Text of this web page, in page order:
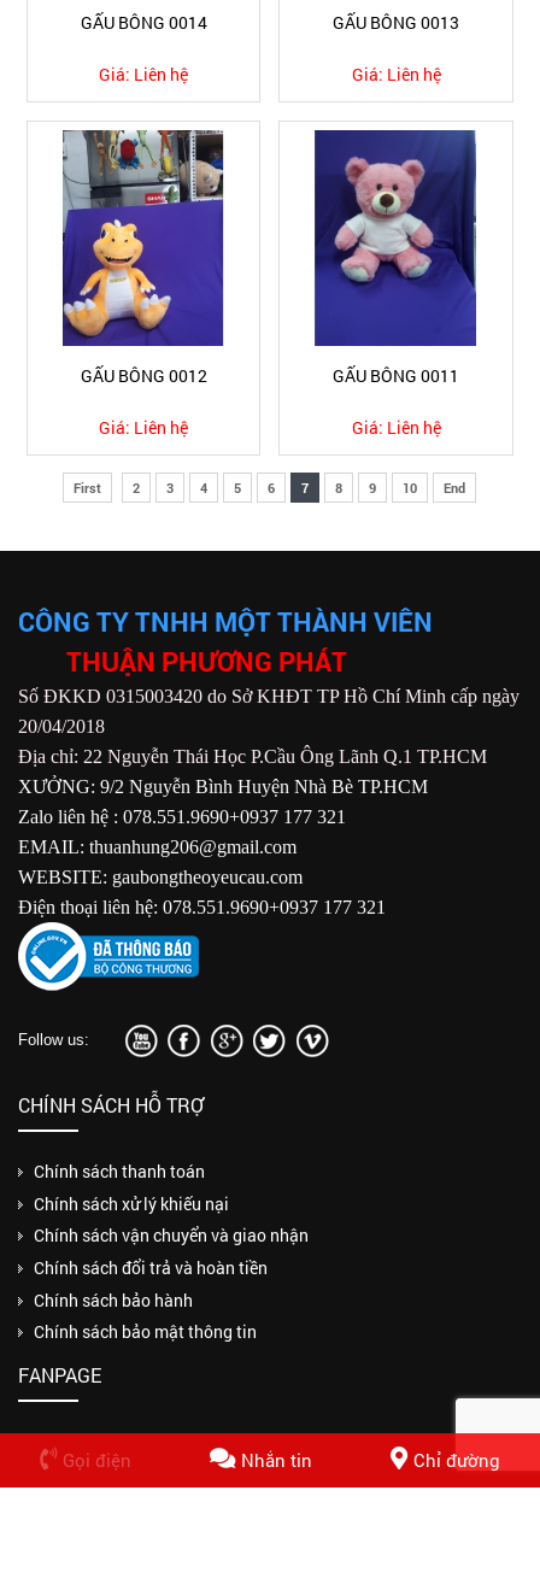
GẤU BÔNG 0014
Giá: Liên hệ
GẤU BÔNG 0013
Giá: Liên hệ
GẤU BÔNG 0012
Giá: Liên hệ
GẤU BÔNG 0011
Giá: Liên hệ
First 2 3 4 5 6 7 8 9 10 End
CÔNG TY TNHH MỘT THÀNH VIÊN
THUẬN PHƯƠNG PHÁT
Số ĐKKD 0315003420 do Sở KHĐT TP Hồ Chí Minh cấp ngày
20/04/2018
Địa chỉ: 22 Nguyễn Thái Học P.Cầu Ông Lãnh Q.1 TP.HCM
XƯỞNG: 9/2 Nguyễn Bình Huyện Nhà Bè TP.HCM
Zalo liên hệ : 078.551.9690+0937 177 321
EMAIL: thuanhung206@gmail.com
WEBSITE: gaubongtheoyeucau.com
Điện thoại liên hệ: 078.551.9690+0937 177 321
Follow us:
CHÍNH SÁCH HỖ TRỢ
Chính sách thanh toán
Chính sách xử lý khiếu nại
Chính sách vận chuyển và giao nhận
Chính sách đổi trả và hoàn tiền
Chính sách bảo hành
Chính sách bảo mật thông tin
FANPAGE
Gọi điện Nhắn tin Chỉ đường